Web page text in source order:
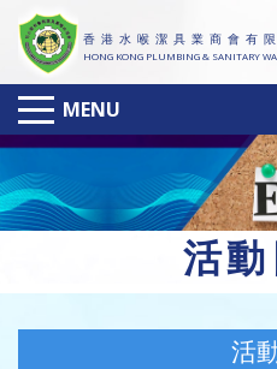
香 港 水 喉 潔 具 業 商 會 有
HONG KONG PLUMBING & SANITARY
MENU
活
活